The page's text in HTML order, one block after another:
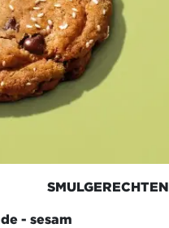
SMULGERECHTEN
- sesam